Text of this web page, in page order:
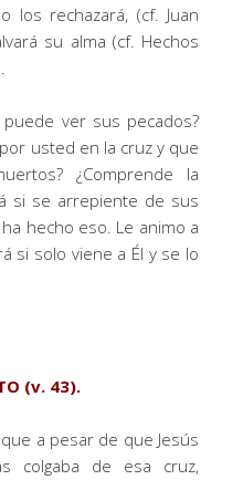
los rechazará, (cf. Juan
su alma (cf. Hechos
ver sus pecados?
usted en la cruz y que
¿Comprende la
si se arrepiente de sus
hecho eso. Le animo a
si solo viene a Él y se lo
(v. 43).
a pesar de que Jesús
colgaba de esa cruz,